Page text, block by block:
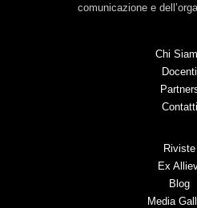
comunicazione e
Chi
Docenti
Contatti
Riviste
Ex
Blog
Media